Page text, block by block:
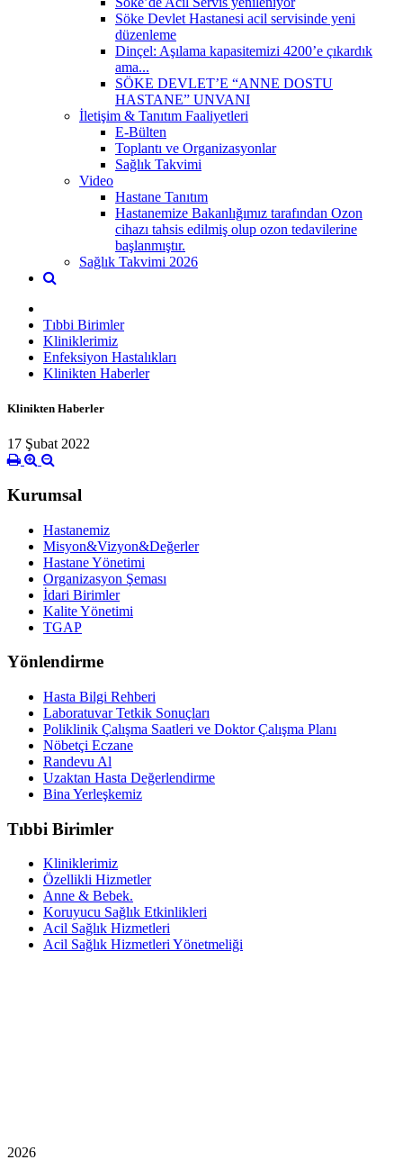
Söke Devlet Hastanesi acil servisinde yeni
düzenleme
Dinçel: Aşılama kapasitemizi 4200’e çıkardık
ama...
SÖKE DEVLET’E “ANNE DOSTU
HASTANE” UNVANI
İletişim & Tanıtım Faaliyetleri
E-Bülten
Toplantı ve Organizasyonlar
Sağlık Takvimi
Video
Hastane Tanıtım
Hastanemize Bakanlığımız tarafından Ozon
cihazı tahsis edilmiş olup ozon tedavilerine
başlanmıştır.
Sağlık Takvimi 2026
Tıbbi Birimler
Kliniklerimiz
Enfeksiyon Hastalıkları
Klinikten Haberler
Klinikten Haberler
17 Şubat 2022
Kurumsal
Hastanemiz
Misyon&Vizyon&Değerler
Hastane Yönetimi
Organizasyon Şeması
İdari Birimler
Kalite Yönetimi
TGAP
Yönlendirme
Hasta Bilgi Rehberi
Laboratuvar Tetkik Sonuçları
Poliklinik Çalışma Saatleri ve Doktor Çalışma Planı
Nöbetçi Eczane
Randevu Al
Uzaktan Hasta Değerlendirme
Bina Yerleşkemiz
Tıbbi Birimler
Kliniklerimiz
Özellikli Hizmetler
Anne & Bebek.
Koruyucu Sağlık Etkinlikleri
Acil Sağlık Hizmetleri
Acil Sağlık Hizmetleri Yönetmeliği
2026